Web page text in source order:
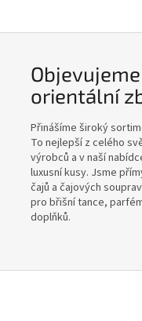
orientální
Přinášíme široký
To nejlepší z celého
výrobců a v naší
luxusní kusy. Jsme
čajů a čajových
pro břišní tance,
doplňků.